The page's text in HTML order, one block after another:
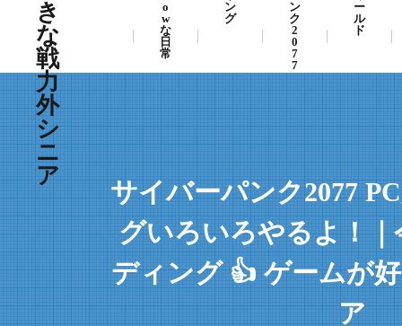
き
な
戦
力
外
シ
ニ
ア
o
w
な
日
常
ン
グ
ン
ク
2
0
7
7
ー
ル
ド
サイバーパンク2077
グいろいろやるよ！
ディング 👍 ゲームが
ア